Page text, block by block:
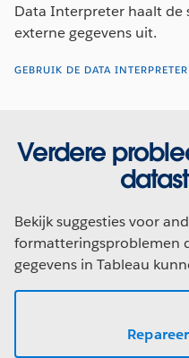
Data Interpreter haalt
externe gegevens uit.
GEBRUIK DE DATA INTERPRETER
Verdere
Bekijk suggesties voor
formatteringsproblemen
gegevens in Tableau